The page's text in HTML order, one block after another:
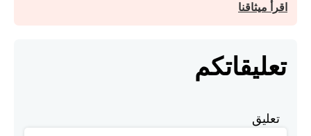
اقرأ ميثاقنا
تعليقاتكم
تعليق